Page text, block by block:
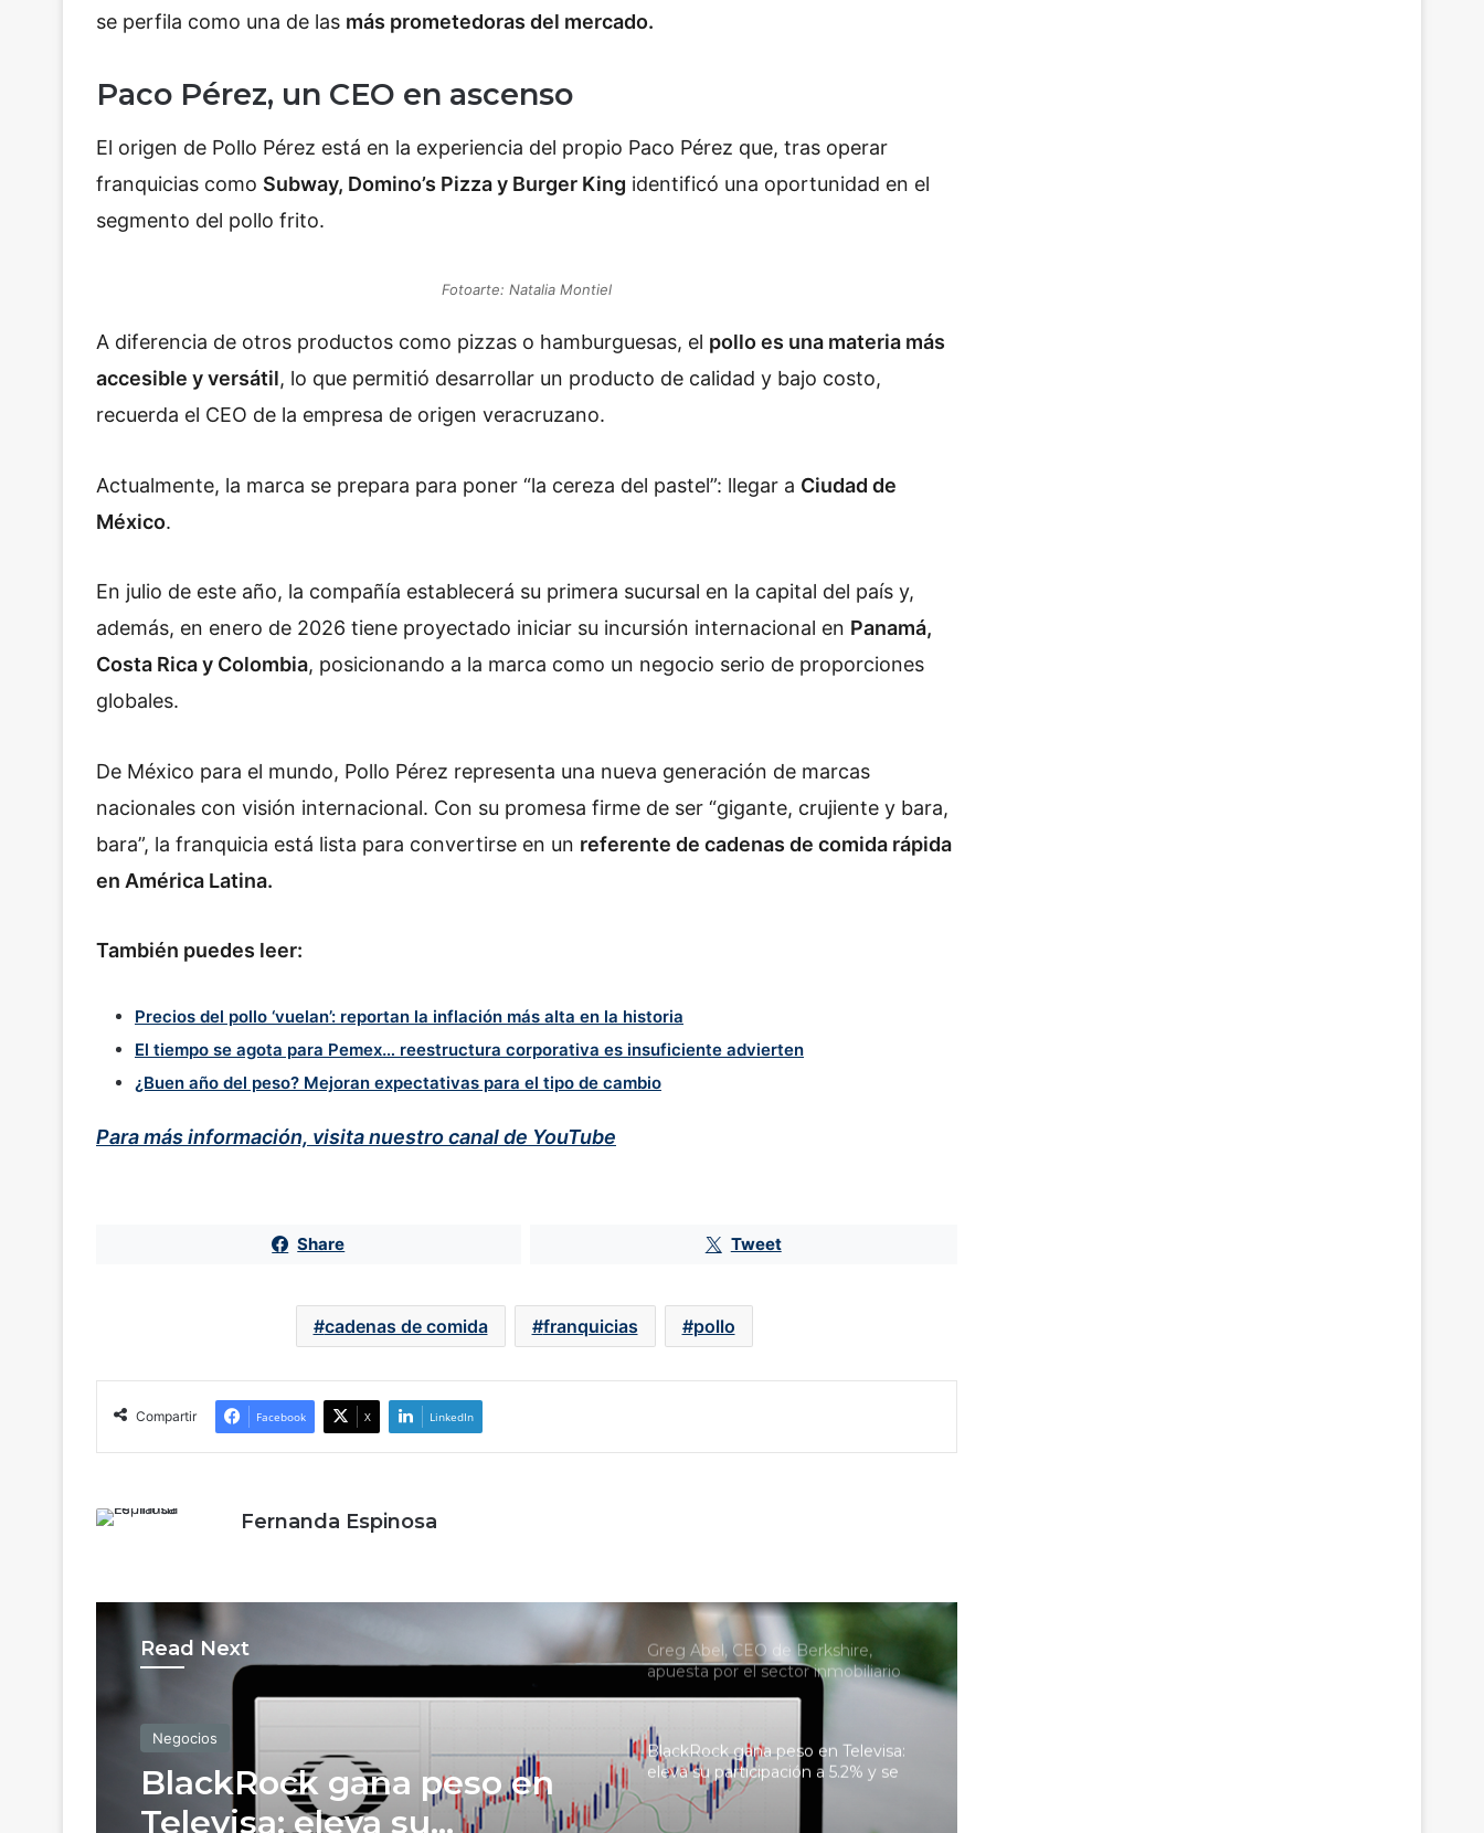
se perfila como una de las más prometedoras del mercado.
Paco Pérez, un CEO en ascenso
El origen de Pollo Pérez está en la experiencia del propio Paco Pérez que, tras operar
franquicias como Subway, Domino’s Pizza y Burger King identificó una oportunidad en el
segmento del pollo frito.
Fotoarte: Natalia Montiel
A diferencia de otros productos como pizzas o hamburguesas, el pollo es una materia más
accesible y versátil, lo que permitió desarrollar un producto de calidad y bajo costo,
recuerda el CEO de la empresa de origen veracruzano.
Actualmente, la marca se prepara para poner “la cereza del pastel”: llegar a Ciudad de
México.
En julio de este año, la compañía establecerá su primera sucursal en la capital del país y,
además, en enero de 2026 tiene proyectado iniciar su incursión internacional en Panamá,
Costa Rica y Colombia, posicionando a la marca como un negocio serio de proporciones
globales.
De México para el mundo, Pollo Pérez representa una nueva generación de marcas
nacionales con visión internacional. Con su promesa firme de ser “gigante, crujiente y bara,
bara”, la franquicia está lista para convertirse en un referente de cadenas de comida rápida
en América Latina.
También puedes leer:
Precios del pollo ‘vuelan’: reportan la inflación más alta en la historia
El tiempo se agota para Pemex… reestructura corporativa es insuficiente advierten
¿Buen año del peso? Mejoran expectativas para el tipo de cambio
Para más información, visita nuestro canal de YouTube
Share Tweet
cadenas de comida franquicias pollo
Compartir Facebook X LinkedIn
Fernanda Espinosa
Read Next
Negocios
Negocios
Pelea por The Dolphin
Nintendo sorprende en medio del
reembolso de aranceles impulsa
Jornada laboral de 40 horas: las
Warner Bros. decepciona con sus
Diageo resiente menor consumo
BlackRock gana peso en Televisa:
eleva su participación a 5.2% y se
vuelve el sexto mayor inversionista
Pelea por The Dolphin Company
llega a la SCJN en medio de su
reestructura en EU